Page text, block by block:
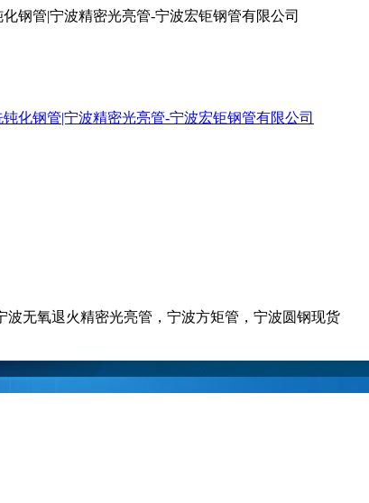
钢管|宁波精密光亮管-宁波宏钜钢管有限公司
波无氧退火精密光亮管，宁波方矩管，宁波圆钢现货